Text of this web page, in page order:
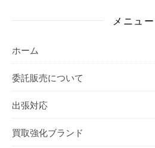
メニュー
ホーム
委託販売について
出張対応
買取強化ブランド